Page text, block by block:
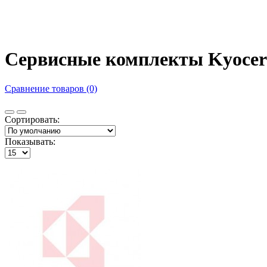
Сервисные комплекты
Сравнение товаров (0)
Сортировать:
Показывать: